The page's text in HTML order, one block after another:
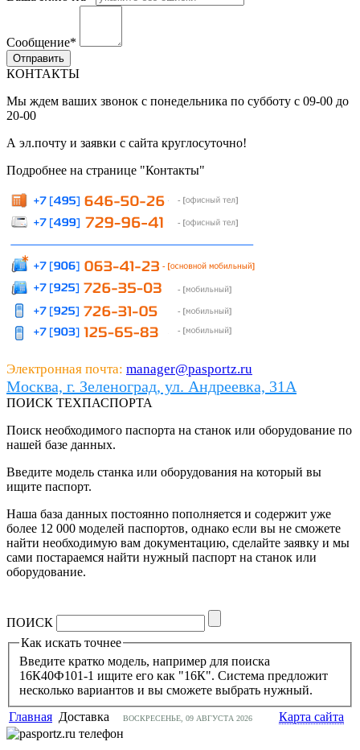
Сообщение*
КОНТАКТЫ
Мы ждем ваших звонок с понедельника по субботу с 09-00 до
20-00
А эл.почту и заявки с сайта круглосуточно!
Подробнее на странице "Контакты"
Электронная почта: manager@pasportz.ru
Москва, г. Зеленоград, ул. Андреевка, 31А
ПОИСК ТЕХПАСПОРТА
Поиск необходимого паспорта на станок или оборудование по
нашей базе данных.
Введите модель станка или оборудования на который вы
ищите паспорт.
Наша база данных постоянно пополняется и содержит уже
более 12 000 моделей паспортов, однако если вы не сможете
найти необходимую вам документацию, сделайте заявку и мы
сами постараемся найти нужный паспорт на станок или
оборудование.
ПОИСК
Как искать точнее
Введите кратко модель, например для поиска
16К40Ф101-1 ищите его как "16К". Система предложит
несколько вариантов и вы сможете выбрать нужный.
Главная Доставка ВОСКРЕСЕНЬЕ, 09 АВГУСТА 2026 Карта сайта